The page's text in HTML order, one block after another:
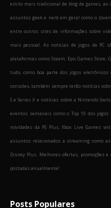
estilo mais tradicional de blog de games,
assuntos geek e nerd em geral como o
entre outros sites de informações sobre
mais pessoal. As notícias de jogos de PC
plataformas como Steam, Epic Games Store,
tudo, como boa parte dos jogos
consoles, também sempre terão notícias
S e Series X e notícias sobre a Nintendo
eventos semanais como o Top 10 dos
novidades da PS Plus, Xbox Live Games
assuntos relacionados a streaming como
Disney Plus. Melhores ofertas, promoções
postadas anualmente!
Posts Populares